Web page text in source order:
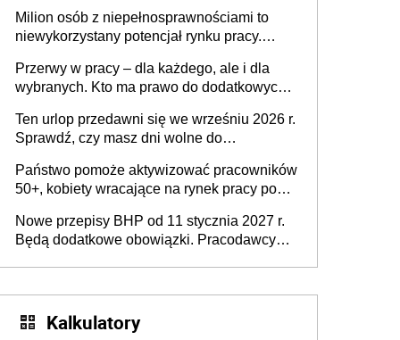
Milion osób z niepełnosprawnościami to
niewykorzystany potencjał rynku pracy.
dofinansowań czy refundacji, ale bariery po
stronie systemu i świadomości
pracodawców [WYWIAD]
Przerwy w pracy – dla każdego, ale i dla
wybranych. Kto ma prawo do dodatkowych
Ten urlop przedawni się we wrześniu 2026 r.
Sprawdź, czy masz dni wolne do
Państwo pomoże aktywizować pracowników
50+, kobiety wracające na rynek pracy po
osoby neuroatypowe. Powstanie Fundusz
na rzecz Inkluzywności w Zatrudnianiu?
Nowe przepisy BHP od 11 stycznia 2027 r.
Będą dodatkowe obowiązki. Pracodawcy
Kalkulatory